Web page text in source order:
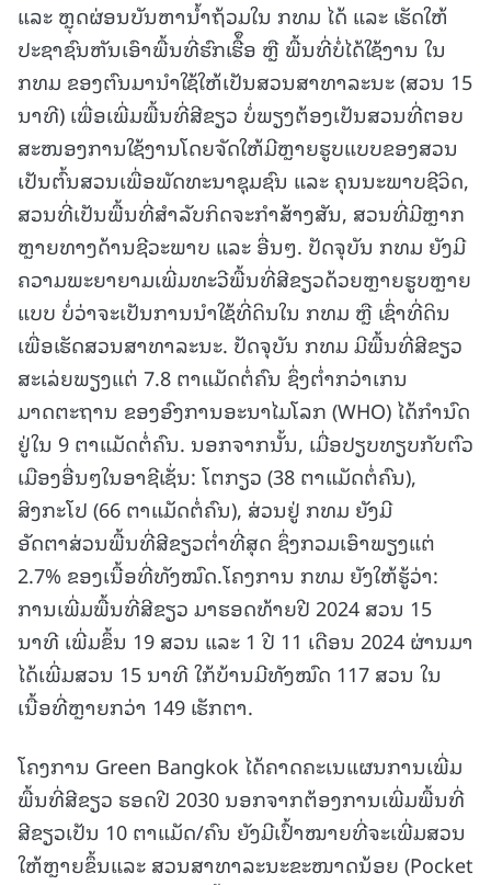
ແລະ ຫຼຸດຜ່ອນບັນຫານໍ້າຖ້ວມໃນ ກທມ ໄດ້ ແລະ ເຮັດໃຫ້
ປະຊາຊົນຫັນເອົາພື້ນທີ່ຮົກເຮື້ຶອ ຫຼື ພື້ນທີ່ບໍ່ໄດ້ໃຊ້ງານ ໃນ
ກທມ ຂອງຕົນມານໍາໃຊ້ໃຫ້ເປັນສວນສາທາລະນະ (ສວນ 15
ນາທີ) ເພື່ອເພີ່ມພື້ນທີ່ສີຂຽວ ບໍ່ພຽງຕ້ອງເປັນສວນທີ່ຕອບ
ສະໜອງການໃຊ້ງານໂດຍຈັດໃຫ້ມີຫຼາຍຮູບແບບຂອງສວນ
ເປັນຕົ້ນສວນເພື່ອພັດທະນາຊຸມຊົນ ແລະ ຄຸນນະພາບຊີວິດ,
ສວນທີ່ເປັນພື້ນທີ່ສໍາລັບກິດຈະກໍາສ້າງສັນ, ສວນທີ່ມີຫຼາກ
ຫຼາຍທາງດ້ານຊີວະພາບ ແລະ ອື່ນໆ. ປັດຈຸບັນ ກທມ ຍັງມີ
ຄວາມພະຍາຍາມເພີ່ມທະວີພື້ນທີ່ສີຂຽວດ້ວຍຫຼາຍຮູບຫຼາຍ
ແບບ ບໍ່ວ່າຈະເປັນການນຳໃຊ້ທີ່ດິນໃນ ກທມ ຫຼື ເຊົ່າທີ່ດິນ
ເພື່ອເຮັດສວນສາທາລະນະ. ປັດຈຸບັນ ກທມ ມີພື້ນທີ່ສີຂຽວ
ສະເລ່ຍພຽງແຕ່ 7.8 ຕາແມັດຕໍ່ຄົນ ຊຶ່ງຕໍ່າກວ່າເກນ
ມາດຕະຖານ ຂອງອົງການອະນາໄມໂລກ (WHO) ໄດ້ກໍານົດ
ຢູ່ໃນ 9 ຕາແມັດຕໍ່ຄົນ. ນອກຈາກນັ້ນ, ເມື່ອປຽບທຽບກັບຕົວ
ເມືອງອື່ນໆໃນອາຊີເຊັ່ນ: ໂຕກຽວ (38 ຕາແມັດຕໍ່ຄົນ),
ສິງກະໂປ (66 ຕາແມັດຕໍ່ຄົນ), ສ່ວນຢູ່ ກທມ ຍັງມີ
ອັດຕາສ່ວນພື້ນທີ່ສີຂຽວຕໍ່າທີ່ສຸດ ຊຶ່ງກວມເອົາພຽງແຕ່
2.7% ຂອງເນື້ອທີ່ທັງໝົດ.ໂຄງການ ກທມ ຍັງໃຫ້ຮູ້ວ່າ:
ການເພີ່ມພື້ນທີ່ສີຂຽວ ມາຮອດທ້າຍປີ 2024 ສວນ 15
ນາທີ ເພີ່ມຂຶ້ນ 19 ສວນ ແລະ 1 ປີ 11 ເດືອນ 2024 ຜ່ານມາ
ໄດ້ເພີ່ມສວນ 15 ນາທີ ໃກ້ບ້ານມີທັງໝົດ 117 ສວນ ໃນ
ເນື້ອທີ່ຫຼາຍກວ່າ 149 ເຮັກຕາ.
ໂຄງການ Green Bangkok ໄດ້ຄາດຄະເນແຜນການເພີ່ມ
ພື້ນທີ່ສີຂຽວ ຮອດປີ 2030 ນອກຈາກຕ້ອງການເພີ່ມພື້ນທີ່
ສີຂຽວເປັນ 10 ຕາແມັດ/ຄົນ ຍັງມີເປົ້າໝາຍທີ່ຈະເພີ່ມສວນ
ໃຫ້ຫຼາຍຂຶ້ນແລະ ສວນສາທາລະນະຂະໜາດນ້ອຍ (Pocket